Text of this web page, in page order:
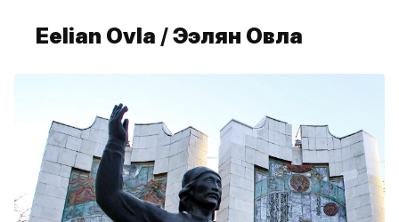
Eelian Ovla /Ээлян Овла